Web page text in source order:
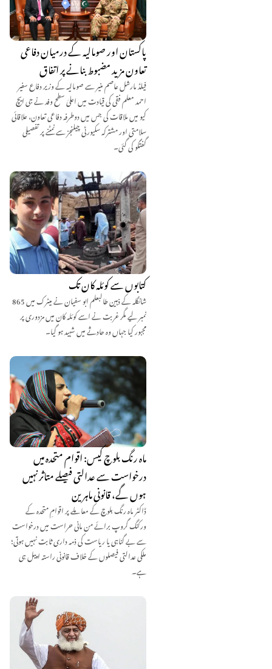
پاکستان اور صومالیہ کے درمیان دفاعی
تعاون مزید مضبوط بنانے پر اتفاق
فیلڈ مارشل عاصم منیر سے صومالیہ کے وزیر دفاع سفیر
احمد معلم فقی کی قیادت میں اعلیٰ سطح وفد نے جی ایچ
کیو میں ملاقات کی جس میں دوطرفہ دفاعی تعاون، علاقائی
سلامتی اور مشترکہ سکیورٹی چیلنجز سے نمٹنے پر تفصیلی
گفتگو کی گئی۔
کتابوں سے کوئلہ کان تک
شانگلہ کے ذہین طالبعلم ابو سفیان نے میٹرک میں 865
نمبر لیے مگر غربت نے اسے کوئلہ کان میں مزدوری پر
مجبور کیا جہاں وہ حادثے میں شہید ہو گیا۔
ماہ رنگ بلوچ کیس: اقوام متحدہ میں
درخواست سے عدالتی فیصلے متاثر نہیں
ہوں گے، قانونی ماہرین
ڈاکٹر ماہ رنگ بلوچ کے معاملے پر اقوامِ متحدہ کے
ورکنگ گروپ برائے من مانی حراست میں درخواست
سے بے گناہی یا ریاست کی ذمہ داری ثابت نہیں ہوتی؛
ملکی عدالتی فیصلوں کے خلاف قانونی راستہ اپیل ہی
ہے۔